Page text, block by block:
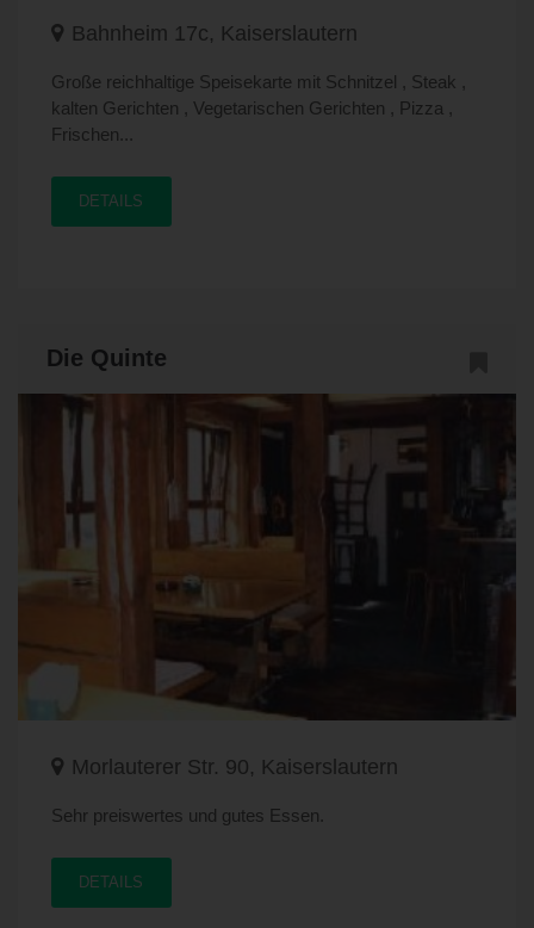
Bahnheim 17c, Kaiserslautern
Große reichhaltige Speisekarte mit Schnitzel , Steak ,
kalten Gerichten , Vegetarischen Gerichten , Pizza ,
Frischen...
DETAILS
Die Quinte
Morlauterer Str. 90, Kaiserslautern
Sehr preiswertes und gutes Essen.
DETAILS